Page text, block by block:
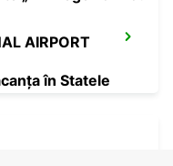
AIRPORT
în Statele